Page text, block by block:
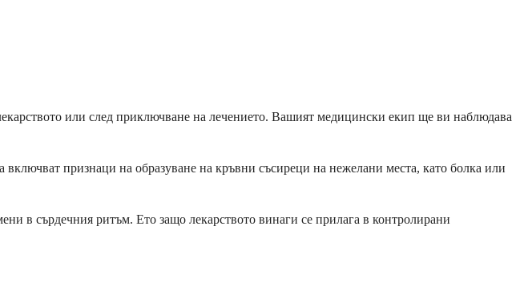
или след приключване на лечението. Вашият медицински екип ще ви наблюдава
признаци на образуване на кръвни съсиреци на нежелани места, като болка или
в сърдечния ритъм. Ето защо лекарството винаги се прилага в контролирани